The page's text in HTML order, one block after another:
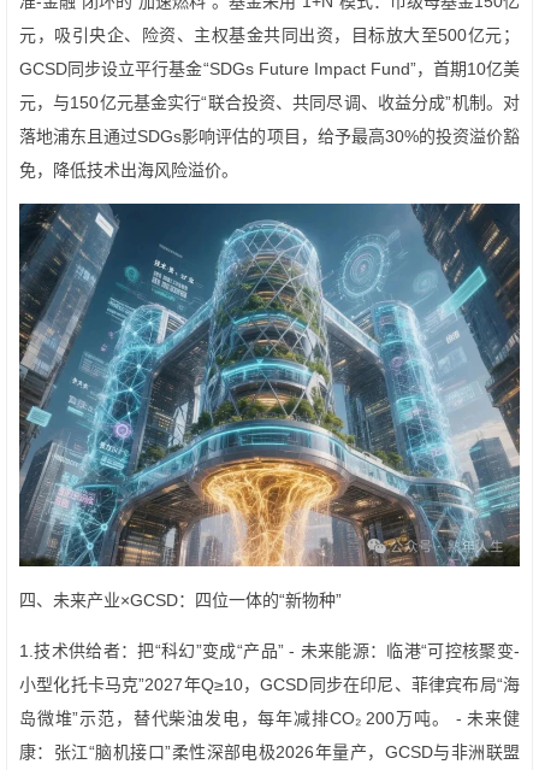
元，吸引央企、险资、主权基金共同出资，目标放大至500亿元；
GCSD同步设立平行基金“SDGs Future Impact Fund”，首期10亿美
元，与150亿元基金实行“联合投资、共同尽调、收益分成”机制。对
落地浦东且通过SDGs影响评估的项目，给予最高30%的投资溢价豁
免，降低技术出海风险溢价。
四、未来产业×GCSD：四位一体的“新物种”
1.技术供给者：把“科幻”变成“产品” - 未来能源：临港“可控核聚变-
小型化托卡马克”2027年Q≥10，GCSD同步在印尼、菲律宾布局“海
岛微堆”示范，替代柴油发电，每年减排CO₂ 200万吨。 - 未来健
康：张江“脑机接口”柔性深部电极2026年量产，GCSD与非洲联盟